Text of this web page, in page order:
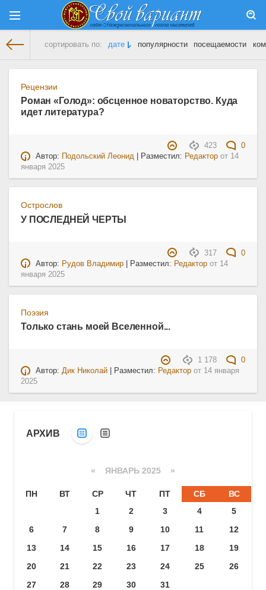
сортировать по: дате популярности посещаемости
Рецензии
Роман «Голод»: обсценное новаторство. Куда
идет литература?
423
0
Автор:
Подольский Леонид | Разместил: Редактор от 14
января 2025
Острослов
У ПОСЛЕДНЕЙ ЧЕРТЫ
317
0
Автор: Рудов Владимир | Разместил: Редактор от 14
января 2025
Поэзия
Только стань моей Вселенной...
1 178
0
Автор:Дик Николай | Разместил: Редактор от 14 января
2025
АРХИВ
« ЯНВАРЬ 2025 »
ПН ВТ СР ЧТ ПТ СБ
ВС
1
2 3 4
5
6
7 8 9 10 11
12
13
14 15 16 17 18
19
20
21 22 23 24 25
26
27
28 29 30 31